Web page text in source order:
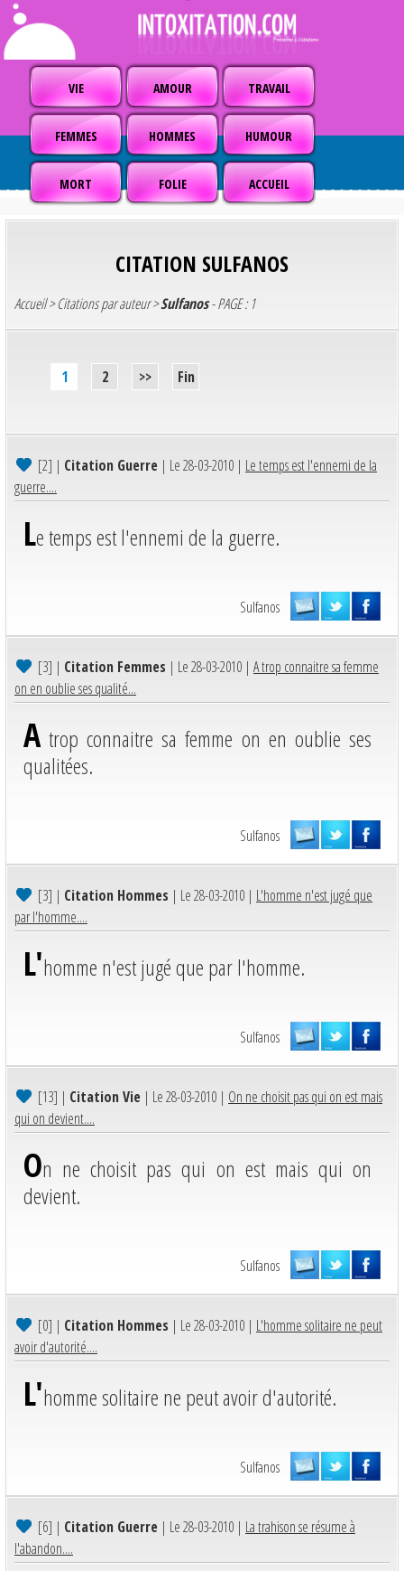
VIE AMOUR TRAVAIL
FEMMES HOMMES HUMOUR
MORT FOLIE ACCUEIL
CITATION SULFANOS
Accueil>Citations par auteur>Sulfanos- PAGE : 1
1 2 >> Fin
[2] | Citation Guerre | Le 28-03-2010 | Le temps est l'ennemi de la
guerre....
Le temps est l'ennemi de la guerre.
Sulfanos
[3] | Citation Femmes | Le 28-03-2010 | A trop connaitre sa femme
on en oublie ses qualité...
Atrop connaitre sa femme on en oublie ses
qualitées.
Sulfanos
[3] | Citation Hommes | Le 28-03-2010 | L'homme n'est jugé que
par l'homme....
L'homme n'est jugé que par l'homme.
Sulfanos
[13] | Citation Vie | Le 28-03-2010 | On ne choisit pas qui on est mais
qui on devient....
On ne choisit pas qui on est mais qui on
devient.
Sulfanos
[0] | Citation Hommes | Le 28-03-2010 | L'homme solitaire ne peut
avoir d'autorité....
L'homme solitaire ne peut avoir d'autorité.
Sulfanos
[6] | Citation Guerre | Le 28-03-2010 | La trahison se résume à
l'abandon....